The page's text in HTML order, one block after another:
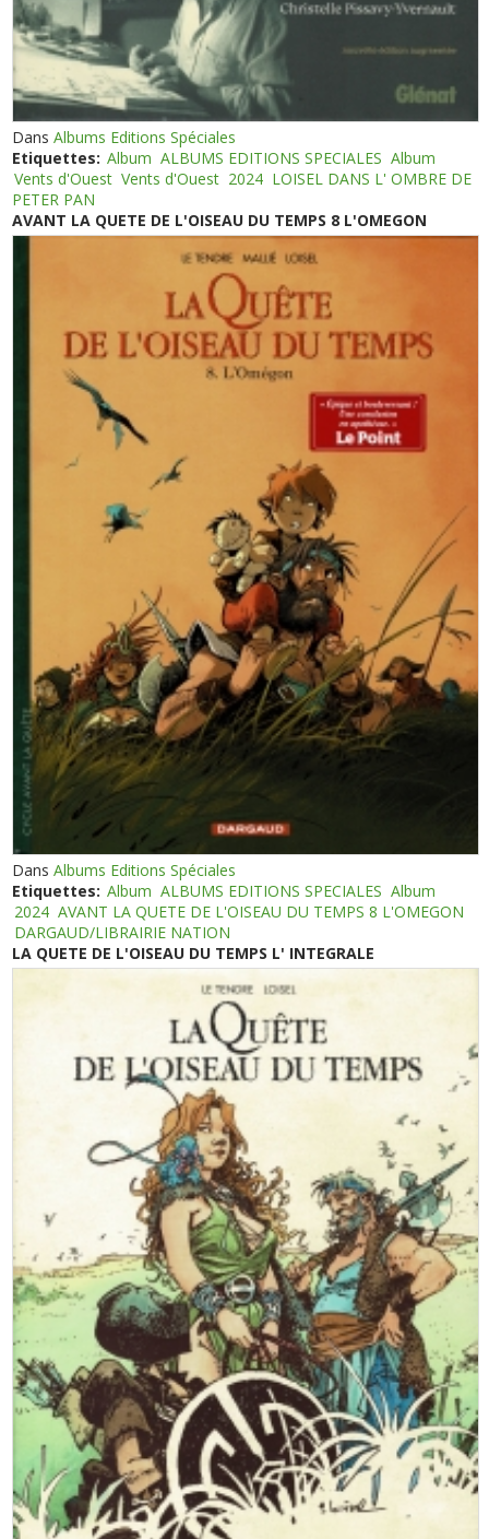
DansAlbums Editions Spéciales
Etiquettes: Album ALBUMS EDITIONS SPECIALES Album
Vents d'Ouest Vents d'Ouest 2024 LOISEL DANS L' OMBRE DE
PETER PAN
AVANT LA QUETE DE L'OISEAU DU TEMPS 8 L'OMEGON
DansAlbums Editions Spéciales
Etiquettes: Album ALBUMS EDITIONS SPECIALES Album
2024 AVANT LA QUETE DE L'OISEAU DU TEMPS 8 L'OMEGON
DARGAUD/LIBRAIRIE NATION
LA QUETE DE L'OISEAU DU TEMPS L' INTEGRALE